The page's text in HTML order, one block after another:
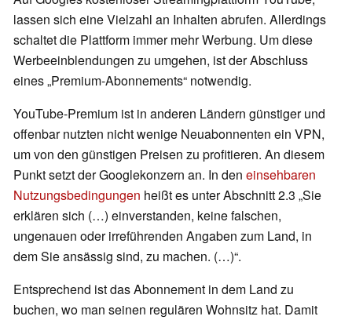
lassen sich eine Vielzahl an Inhalten abrufen. Allerdings
schaltet die Plattform immer mehr Werbung. Um diese
Werbeeinblendungen zu umgehen, ist der Abschluss
eines „Premium-Abonnements“ notwendig.
YouTube-Premium ist in anderen Ländern günstiger und
offenbar nutzten nicht wenige Neuabonnenten ein VPN,
um von den günstigen Preisen zu profitieren. An diesem
Punkt setzt der Googlekonzern an. In den einsehbaren
Nutzungsbedingungen heißt es unter Abschnitt 2.3 „Sie
erklären sich (…) einverstanden, keine falschen,
ungenauen oder irreführenden Angaben zum Land, in
dem Sie ansässig sind, zu machen. (…)“.
Entsprechend ist das Abonnement in dem Land zu
buchen, wo man seinen regulären Wohnsitz hat. Damit